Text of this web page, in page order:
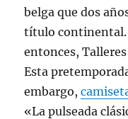
belga que dos
título continental.
entonces,
Esta
embargo,
«La pulseada